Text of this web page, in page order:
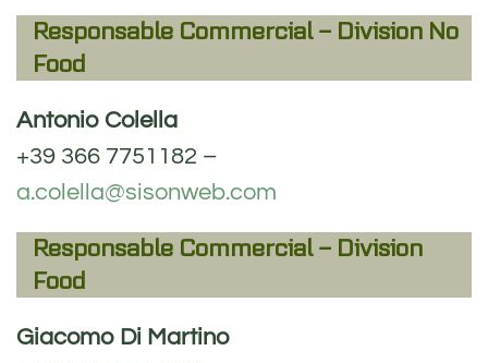
Responsable Commercial – Division No
Food
Antonio Colella
+39 366 7751182 –
a.colella@sisonweb.com
Responsable Commercial – Division
Food
Giacomo Di Martino